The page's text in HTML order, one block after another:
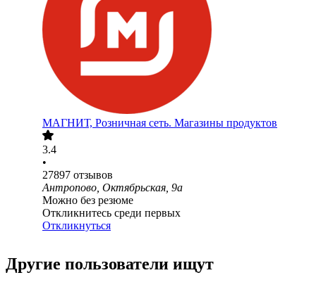
МАГНИТ, Розничная сеть. Магазины продуктов
3.4
•
27897 отзывов
Антропово, Октябрьская, 9а
Можно без резюме
Откликнитесь среди первых
Откликнуться
Другие пользователи ищут